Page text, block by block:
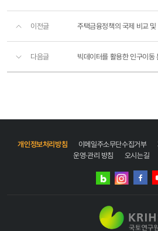
이전글 주택금융정책의 국제 비교
다음글
개인정보처리방침 이메일주소무단수집거부
운영·관리 방침
오시는길
네이버
인스타그